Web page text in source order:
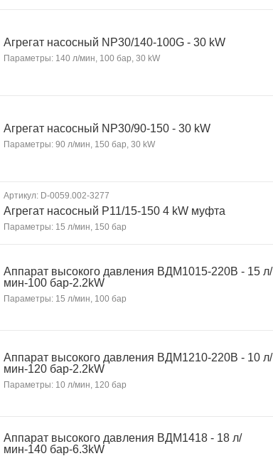
Агрегат насосный NP30/140-100G - 30 kW
Параметры: 140 л/мин, 100 бар, 30 kW
Агрегат насосный NP30/90-150 - 30 kW
Параметры: 90 л/мин, 150 бар, 30 kW
Артикул: D-0059.002-3277
Агрегат насосный P11/15-150 4 kW муфта
Параметры: 15 л/мин, 150 бар
Аппарат высокого давления ВДМ1015-220В - 15 л/
мин-100 бар-2.2kW
Параметры: 15 л/мин, 100 бар
Аппарат высокого давления ВДМ1210-220В - 10 л/
мин-120 бар-2.2kW
Параметры: 10 л/мин, 120 бар
Аппарат высокого давления ВДМ1418 - 18 л/
мин-140 бар-6.3kW